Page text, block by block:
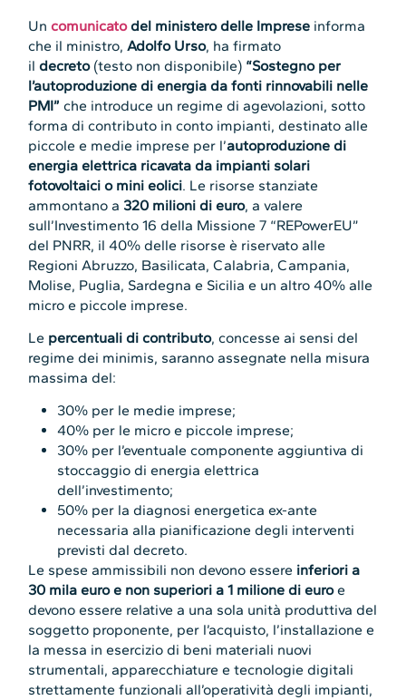
Uncomunicatodel ministero delle Imprese informa
che il ministro,Adolfo Urso, ha firmato
ildecreto(testo non disponibile) “Sostegno per
l’autoproduzione di energia da fonti rinnovabili nelle
PMI”che introduce un regime di agevolazioni, sotto
forma di contributo in conto impianti, destinato alle
piccole e medie imprese per l’autoproduzione di
energia elettrica ricavata da impianti solari
fotovoltaici o mini eolici. Le risorse stanziate
ammontano a 320 milioni di euro, a valere
sull’Investimento 16 della Missione 7 “REPowerEU”
del PNRR, il 40% delle risorse è riservato alle
Regioni Abruzzo, Basilicata, Calabria, Campania,
Molise, Puglia, Sardegna e Sicilia e un altro 40% alle
micro e piccole imprese.
Le percentuali di contributo, concesse ai sensi del
regime dei minimis, saranno assegnate nella misura
massima del:
30% per le medie imprese;
40% per le micro e piccole imprese;
30% per l’eventuale componente aggiuntiva di
stoccaggio di energia elettrica
dell’investimento;
50% per la diagnosi energetica ex-ante
necessaria alla pianificazione degli interventi
previsti dal decreto.
Le spese ammissibili non devono essere inferiori a
30 mila euro e non superiori a 1 milione di euroe
devono essere relative a una sola unità produttiva del
soggetto proponente, per l’acquisto, l’installazione e
la messa in esercizio di beni materiali nuovi
strumentali, apparecchiature e tecnologie digitali
strettamente funzionali all’operatività degli impianti,